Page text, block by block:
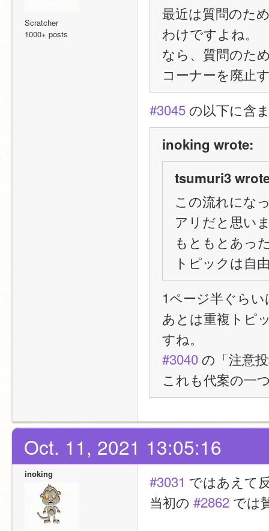
Scratcher
1000+ posts
最近は質問のた
わけですよね。
なら、質問のた
コーナーを廃止
#3045 の以下に含
inoking wrote:
tsumuri3
この流れにな
アリだと思い
もともとあっ
トピックは自
1ページ半ぐら
あとは重複トピ
すね。
#3040 の「注意
これも代案の一
Oct. 11, 2021 13:05:16
inoking #3031 ではあえて
当初の #2862 では